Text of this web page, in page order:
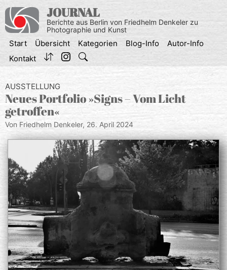
Inhalt
springen
JOURNAL
Berichte aus Berlin von Friedhelm Denkeler zu
Photographie und Kunst
Start Übersicht Kategorien Blog-Info
Autor-Info
Kontakt
AUSSTELLUNG
Neues Portfolio »Signs – Vom Licht
getroffen«
Von Friedhelm Denkeler, 26. April 2024